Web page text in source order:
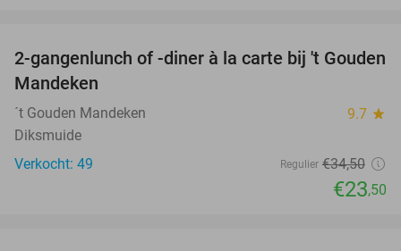
32%
2-gangenlunch of -diner à la carte bij 't Gouden
Mandeken
´t Gouden Mandeken 9.7 star
Diksmuide
Verkocht: 49
Regulier €34,50
€23,50